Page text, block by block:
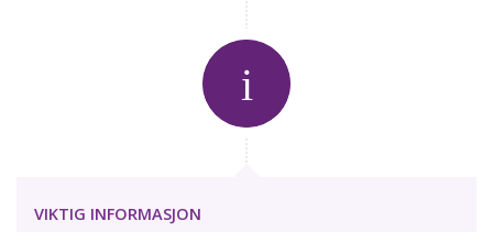
VIKTIG INFORMASJON